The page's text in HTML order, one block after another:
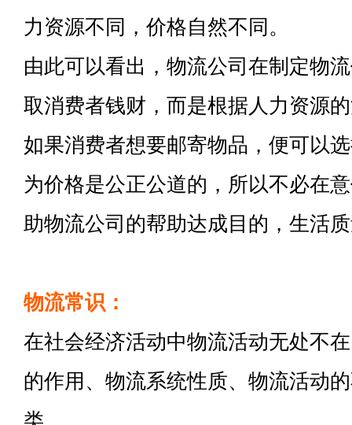
力资源不同，价格自然不同。
由此可以看出，物流公司在制定物
取消费者钱财，而是根据人力资源
如果消费者想要邮寄物品，便可以
为价格是公正公道的，所以不必在
助物流公司的帮助达成目的，生活
物流常识：
在社会经济活动中物流活动无处不
的作用、物流系统性质、物流活动
类。